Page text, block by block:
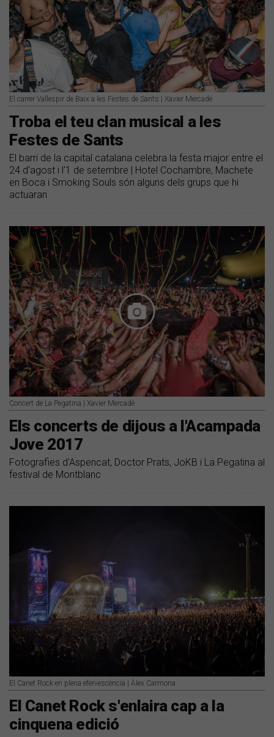
El carrer Vallespir de Baix a les Festes de Sants | Xavier Mercadé
Troba el teu clan musical a les
Festes de Sants
El barri de la capital catalana celebra la festa major entre el
24 d'agost i l'1 de setembre | Hotel Cochambre, Machete
en Boca i Smoking Souls són alguns dels grups que hi
actuaran
Concert de La Pegatina | Xavier Mercadé
Els concerts de dijous a l'Acampada
Jove 2017
Fotografies d'Aspencat, Doctor Prats, JoKB i La Pegatina al
festival de Montblanc
El Canet Rock en plena efervescència | Àlex Carmona
El Canet Rock s'enlaira cap a la
cinquena edició